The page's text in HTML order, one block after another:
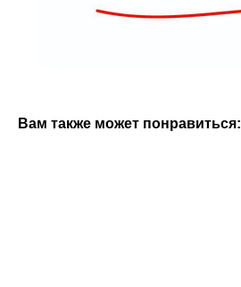
Вам также может понравиться: